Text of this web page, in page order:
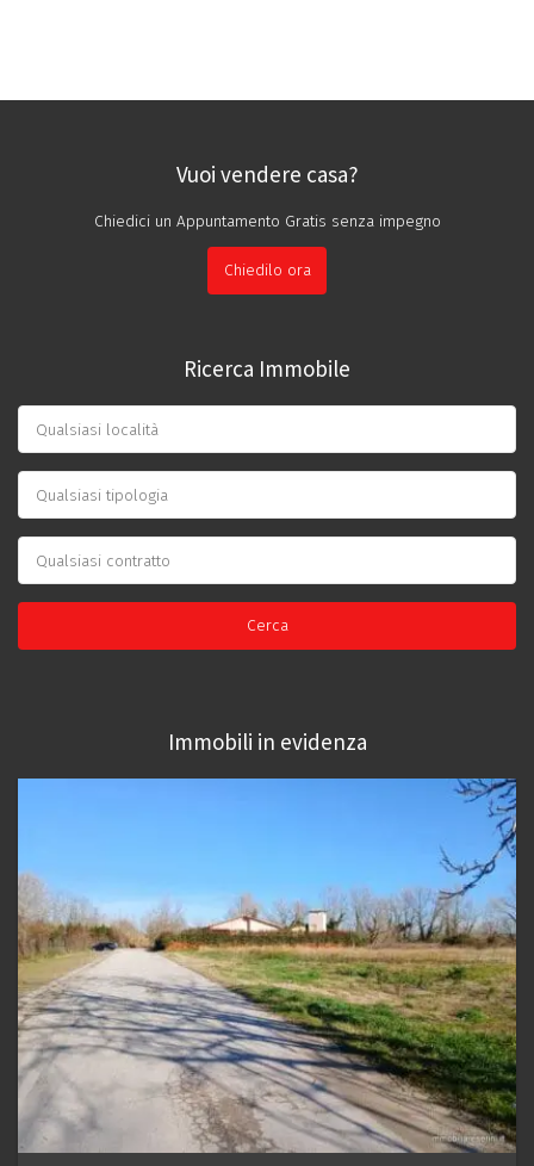
Vuoi vendere casa?
Chiedici un Appuntamento Gratis senza impegno
Chiedilo ora
Ricerca Immobile
Immobili in evidenza